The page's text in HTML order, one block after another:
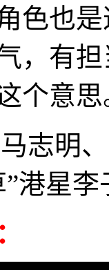
色也
，有
个意思
马志明
”港星